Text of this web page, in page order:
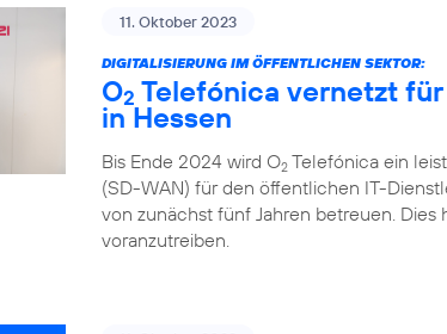
11. Oktober 2023
DIGITALISIERUNG IM ÖFFENTLICHEN SEKTOR:
O2 Telefónica vernetzt
in Hessen
Bis Ende 2024 wird O2 Telefónica ein
(SD-WAN) für den öffentlichen IT-
von zunächst fünf Jahren betreuen. Dies
voranzutreiben.